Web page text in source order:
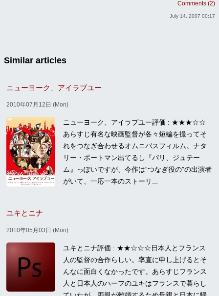
Comments (2)
July 14, 2007 00:17
Similar articles
ニューヨーク、アイラブユー
2010年07月12日 (Mon)
ニューヨーク、アイラブユー評価 : ★★★☆☆
あらすじ有名な映画監督が各々短編を撮ってそ
れをつなぎ合わせるオムニバスフィルム。ナタ
リー・ポートマン出てるし『パリ、ジュテー
ム』っぽいですが、今作は“つなぎ役の”の出演者
がいて、一応一本のストーリ...
ユキとニナ
2010年05月03日 (Mon)
ユキとニナ評価 : ★★☆☆☆日本人とフランス
人の監督の合作らしい。率直に申し上げるとそ
んなに面白くなかったです。あらすじフランス
人と日本人のハーフのユキはフランスで暮らし